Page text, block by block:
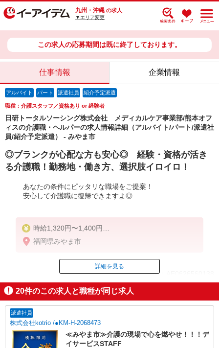
九州・沖縄 の求人
▼エリア変更
この求人の応募期間は既に終了しております。
仕事情報 企業情報
アルバイト パート 派遣社員 紹介予定派遣
職種：介護スタッフ／資格あり or 経験者
日研トータルソーシング株式会社 メディカルケア事業部/熊本オフ
ィスの介護職・ヘルパーの求人情報詳細（アルバイト/パート/派遣社
員/紹介予定派遣） - みやま市
◎ブランクが心配な方も安心◎ 経験・資格が活き
る介護職！勤務地・働き方、選択肢イロイロ！
あなたの条件にピッタリな職場をご提案！
安心して介護職に復帰できますよ◎
時給1,320円〜1,400円
◆無資格・経験者：時給1,320円〜
◆初任者研修・経験者：時給1,350円〜
◆介護福祉士：時給1,400円〜
※経験者は3ヶ月以上
※給与幅は経験・能力による
★週払いOK（規定あり）
福岡県みやま市
ID：AE0626560138
掲載期間終了
詳細を見る
20件のこの求人と職種が同じ求人
派遣社員
株式会社kotrio /●KM-H-2068473
≪みやま市≫介護の現場で心を燃やせ！！！デ
イサービスSTAFF